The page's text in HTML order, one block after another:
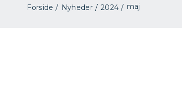
Forside Nyheder 2024 maj